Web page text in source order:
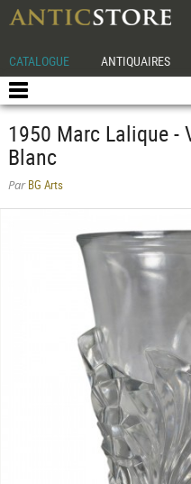
CATALOGUE ANTIQUAIRES
1950 Marc Lalique -
Blanc
ParBG Arts